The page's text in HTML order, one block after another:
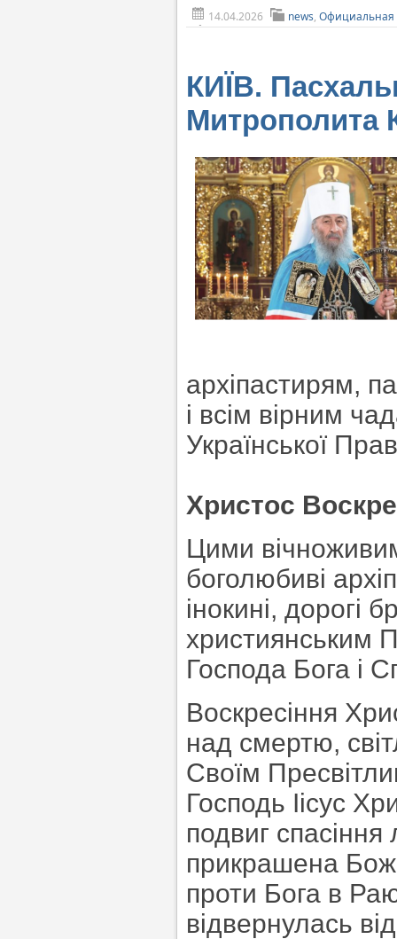
14.04.2026 news, Официальная
КИЇВ.
Митрополита
архіпастирям,
і всім вірним
Української
Христос
Цими
боголюбиві
інокині, дорогі
християнським
Господа Бога і
Воскресіння
над смертю,
Своїм
Господь Іісус
подвиг
прикрашена
проти Бога в
відвернулась